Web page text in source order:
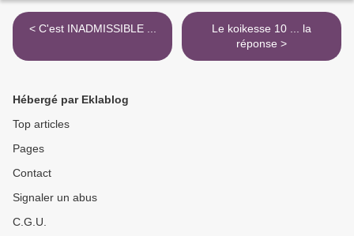
< C'est INADMISSIBLE ...
Le koikesse 10 ... la
réponse >
Hébergé par Eklablog
Top articles
Pages
Contact
Signaler un abus
C.G.U.